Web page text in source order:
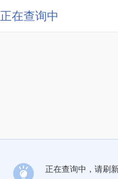
正在查询中
正在查询中，请刷